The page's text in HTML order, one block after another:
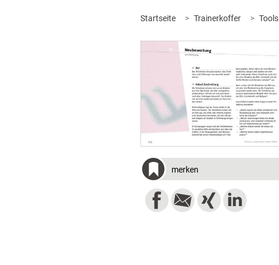
Startseite Trainerkoffer Tools
merken